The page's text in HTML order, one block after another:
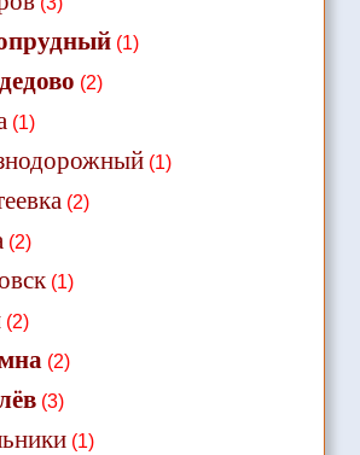
(1)
(2)
(1)
(1)
(2)
(2)
(1)
(2)
(2)
(3)
(1)